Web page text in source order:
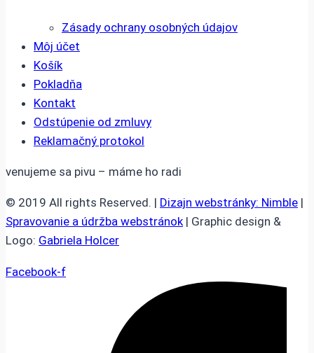
Zásady ochrany osobných údajov
Môj účet
Košík
Pokladňa
Kontakt
Odstúpenie od zmluvy
Reklamačný protokol
venujeme sa pivu – máme ho radi
© 2019 All rights Reserved. | Dizajn webstránky: Nimble |
Spravovanie a údržba webstránok | Graphic design &
Logo: Gabriela Holcer
Facebook-f